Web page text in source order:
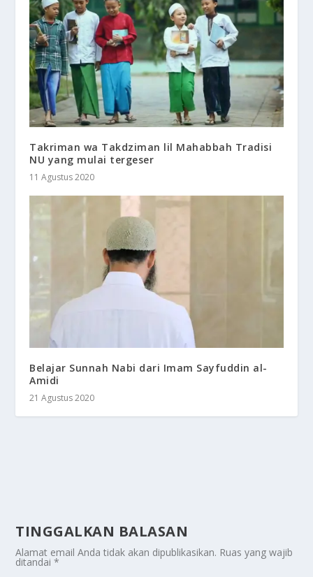
Takriman wa Takdziman lil Mahabbah Tradisi
NU yang mulai tergeser
11 Agustus 2020
Belajar Sunnah Nabi dari Imam Sayfuddin al-
Amidi
21 Agustus 2020
TINGGALKAN BALASAN
Alamat email Anda tidak akan dipublikasikan. Ruas yang wajib
ditandai*